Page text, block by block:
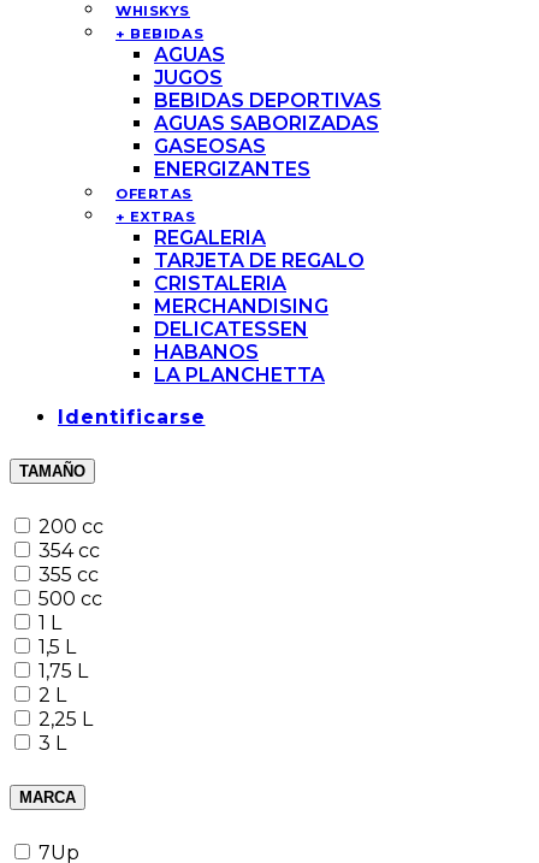
WHISKYS
+ BEBIDAS
AGUAS
JUGOS
BEBIDAS DEPORTIVAS
AGUAS SABORIZADAS
GASEOSAS
ENERGIZANTES
OFERTAS
+ EXTRAS
REGALERIA
TARJETA DE REGALO
CRISTALERIA
MERCHANDISING
DELICATESSEN
HABANOS
LA PLANCHETTA
Identificarse
TAMAÑO
200 cc
354 cc
355 cc
500 cc
1 L
1,5 L
1,75 L
2 L
2,25 L
3 L
MARCA
7Up